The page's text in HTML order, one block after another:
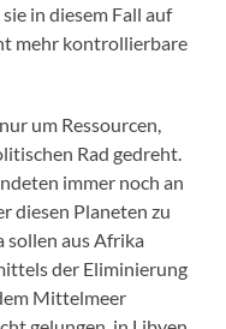
in diesem Fall auf
mehr kontrollierbare
um Ressourcen,
Rad gedreht.
immer noch an
diesen Planeten zu
sollen aus Afrika
der Eliminierung
Mittelmeer